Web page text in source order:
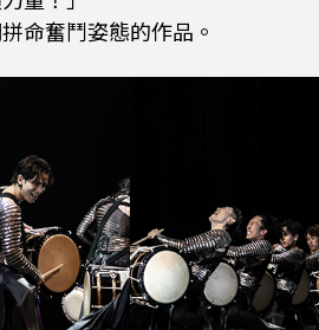
命奮鬥姿態的作品。